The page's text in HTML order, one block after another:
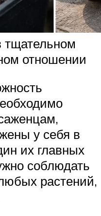
тщательном
отношении
у себя в
их главных
соблюдать
растений,